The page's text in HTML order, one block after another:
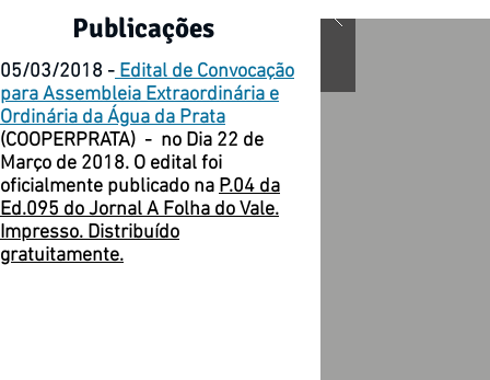
Publicações
05/03/2018 - Edital de Convocação
paraAssembleia Extraordinária e
Ordinária da Água da Prata
(COOPERPRATA) - no Dia 22 de
Março de 2018. O edital foi
oficialmente publicado na P.04 da
Ed.095 do Jornal A Folha do Vale.
Impresso. Distribuído
gratuitamente.